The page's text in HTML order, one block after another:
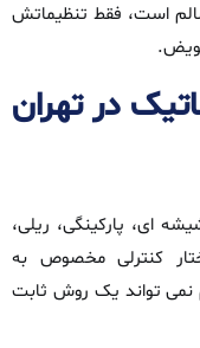
است، فقط تنظیماتش
در تهران
ای، پارکینگی، ریلی،
کنترلی مخصوص به
نمی‌ تواند یک روش ثابت